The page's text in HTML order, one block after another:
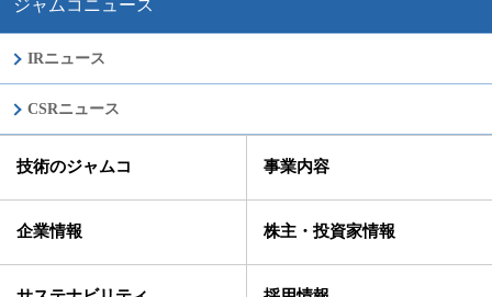
ジャムコニュース
IRニュース
CSRニュース
技術のジャムコ 事業内容
企業情報 株主・投資家情報